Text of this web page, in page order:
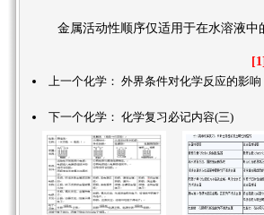
金属活动性顺序仅适用于在水溶液
[1]
上一个化学： 外界条件对化学反应的影响
下一个化学： 化学复习必记内容(三)